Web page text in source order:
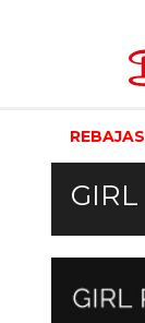
REBAJAS